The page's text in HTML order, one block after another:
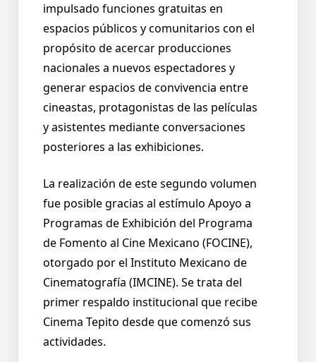
impulsado funciones gratuitas en
espacios públicos y comunitarios con el
propósito de acercar producciones
nacionales a nuevos espectadores y
generar espacios de convivencia entre
cineastas, protagonistas de las películas
y asistentes mediante conversaciones
posteriores a las exhibiciones.
La realización de este segundo volumen
fue posible gracias al estímulo Apoyo a
Programas de Exhibición del Programa
de Fomento al Cine Mexicano (FOCINE),
otorgado por el Instituto Mexicano de
Cinematografía (IMCINE). Se trata del
primer respaldo institucional que recibe
Cinema Tepito desde que comenzó sus
actividades.